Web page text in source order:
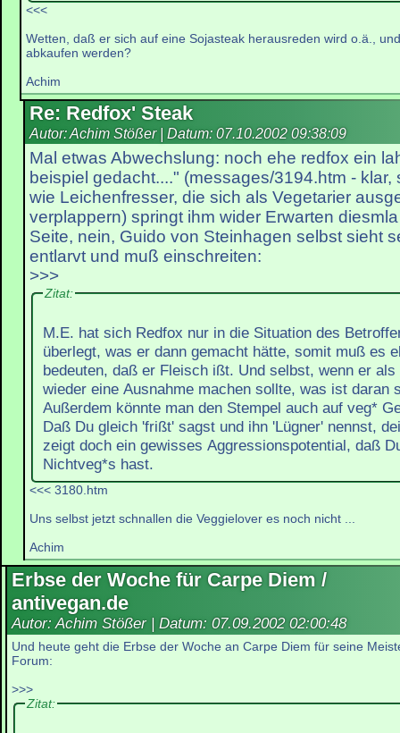
<<<
Wetten, daß er sich auf eine Sojasteak herausreden wird o.ä.,
abkaufen werden?
Achim
Re: Redfox' Steak
Autor: Achim Stößer | Datum: 07.10.2002 09:38:09
Mal etwas Abwechslung: noch ehe redfox ein
beispiel gedacht...." (messages/3194.htm - klar,
wie Leichenfresser, die sich als Vegetarier
verplappern) springt ihm wider Erwarten
Seite, nein, Guido von Steinhagen selbst sieht
entlarvt und muß einschreiten:
>>>
Zitat:
M.E. hat sich Redfox nur in die Situation des
überlegt, was er dann gemacht hätte, somit muß es
bedeuten, daß er Fleisch ißt. Und selbst, wenn er als
wieder eine Ausnahme machen sollte, was ist daran
Außerdem könnte man den Stempel auch auf veg*
Daß Du gleich 'frißt' sagst und ihn 'Lügner' nennst,
zeigt doch ein gewisses Aggressionspotential, daß
Nichtveg*s hast.
<<< 3180.htm
Uns selbst jetzt schnallen die Veggielover es noch nicht ...
Achim
Erbse der Woche für Carpe Diem /
antivegan.de
Autor: Achim Stößer | Datum: 07.09.2002 02:00:48
Und heute geht die Erbse der Woche an Carpe Diem für seine
Forum:
>>>
Zitat: